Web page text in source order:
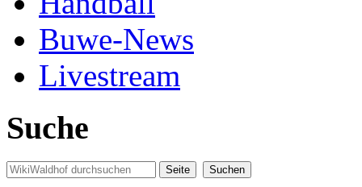
Buwe-News
Livestream
Suche